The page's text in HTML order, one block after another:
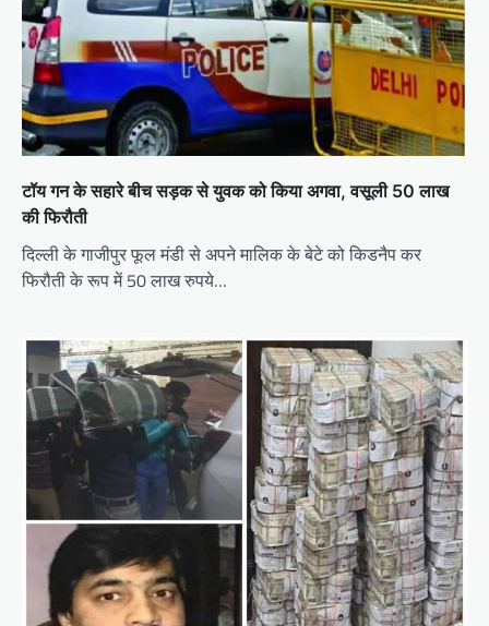
टॉय गन के सहारे बीच सड़क से युवक को किया अगवा, वसूली 50 लाख
की फिरौती
दिल्ली के गाजीपुर फूल मंडी से अपने मालिक के बेटे को किडनैप कर
फिरौती के रूप में 50 लाख रुपये…